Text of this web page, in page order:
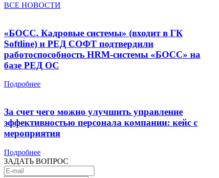
ВСЕ НОВОСТИ
«БОСС. Кадровые системы» (входит в ГК
Softline) и РЕД СОФТ подтвердили
работоспособность HRM-системы «БОСС» на
базе РЕД ОС
Подробнее
За счет чего можно улучшить управление
эффективностью персонала компании: кейс с
мероприятия
Подробнее
ЗАДАТЬ ВОПРОС